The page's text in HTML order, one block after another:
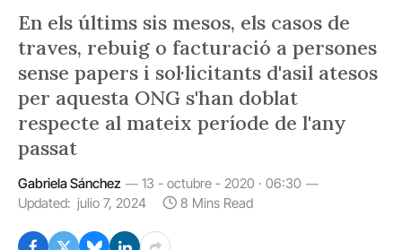
En els últims sis mesos, els casos de
traves, rebuig o facturació a persones
sense papers i sol·licitants d'asil atesos
per aquesta ONG s'han doblat
respecte al mateix període de l'any
passat
Gabriela Sánchez
13 - octubre - 2020 · 06:30
Updated: julio 7, 2024 8 Mins Read